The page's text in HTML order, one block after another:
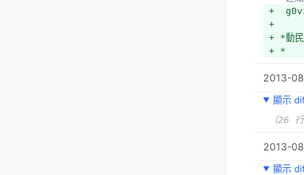
*
+ *主旨
+
+
+ *主旨
+
+ *主旨
+ 要以
+
+
+ *動
+ *
2013-
顯示
（26
2013-
顯示